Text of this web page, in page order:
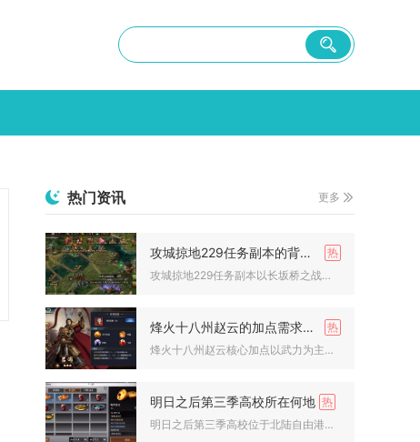
热门资讯 更多
攻城掠地229任务副本的背景故事是什么
攻城掠地229任务副本以长坂桥之战为核心背景，讲述曹操大军南...
烽火十八州赵云的加点需求是什么
烽火十八州赵云核心加点以武力为主、速度为辅，少量补充统帅，智...
明日之后第三季高校所在何地
明日之后第三季高校位于北陆自由港的教会第三大学诺贝利学院内，...